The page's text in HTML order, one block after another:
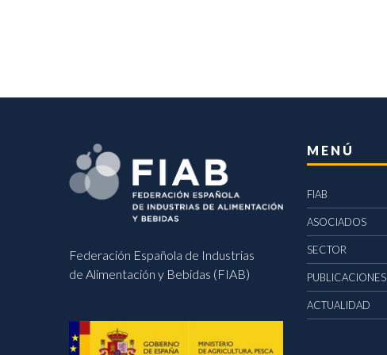
Federación Española de Industrias
de Alimentación y Bebidas (FIAB)
MENÚ
FIAB
ASOCIADOS
SECTOR
PUBLICACIONES
ACTUALIDAD